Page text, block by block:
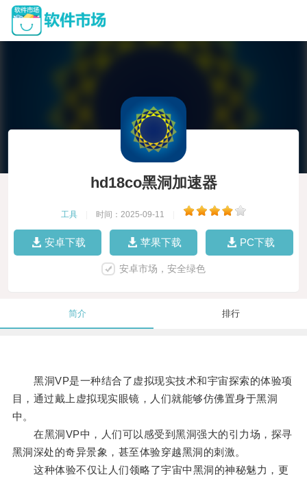
hd18co黑洞加速器
工具 时间：2025-09-11
安卓下载 苹果下载 PC下载
安卓市场，安全绿色
简介 排行
黑洞VP是一种结合了虚拟现实技术和宇宙探索的体验项
目，通过戴上虚拟现实眼镜，人们就能够仿佛置身于黑洞
中。
在黑洞VP中，人们可以感受到黑洞强大的引力场，探寻
黑洞深处的奇异景象，甚至体验穿越黑洞的刺激。
这种体验不仅让人们领略了宇宙中黑洞的神秘魅力，更